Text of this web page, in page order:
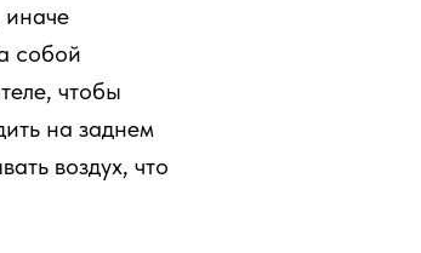
иначе
собой
чтобы
на заднем
воздух, что